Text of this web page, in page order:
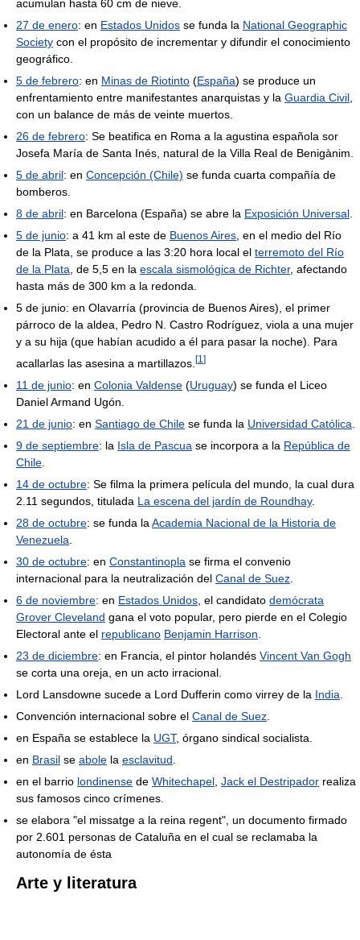
acumulan hasta 60 cm de nieve.
27 de enero: en Estados Unidos se funda la National Geographic
Society con el propósito de incrementar y difundir el conocimiento
geográfico.
5 de febrero: en Minas de Riotinto (España) se produce un
enfrentamiento entre manifestantes anarquistas y la Guardia Civil
con un balance de más de veinte muertos.
26 de febrero: Se beatifica en Roma a la agustina española sor
Josefa María de Santa Inés, natural de la Villa Real de Benigànim.
5 de abril: en Concepción (Chile) se funda cuarta compañía de
bomberos.
8 de abril: en Barcelona (España) se abre la Exposición Universal
5 de junio: a 41 km al este de Buenos Aires , en el medio del Río
de la Plata, se produce a las 3:20 hora local el terremoto del Río
de la Plata , de 5,5 en la escala sismológica de Richter, afectando
hasta más de 300 km a la redonda.
5 de junio: en Olavarría (provincia de Buenos Aires), el primer
párroco de la aldea, Pedro N. Castro Rodríguez, viola a una mujer
y a su hija (que habían acudido a él para pasar la noche). Para
acallarlas las asesina a martillazos. [1 ]
11 de junio: en Colonia Valdense (Uruguay) se funda el Liceo
Daniel Armand Ugón.
21 de junio: en Santiago de Chile se funda la Universidad Católica
9 de septiembre: la Isla de Pascua se incorpora a la República de
Chile
14 de octubre: Se filma la primera película del mundo, la cual dura
2.11 segundos, titulada La escena del jardín de Roundhay.
28 de octubre: se funda la Academia Nacional de la Historia de
Venezuela
30 de octubre: en Constantinopla se firma el convenio
internacional para la neutralización del Canal de Suez
6 de noviembre: en Estados Unidos , el candidato demócrata
Grover Cleveland gana el voto popular, pero pierde en el Colegio
Electoral ante el republicano Benjamin Harrison
23 de diciembre: en Francia, el pintor holandés Vincent Van Gogh
se corta una oreja, en un acto irracional.
Lord Lansdowne sucede a Lord Dufferin como virrey de la India
Convención internacional sobre el Canal de Suez
en España se establece la UGT, órgano sindical socialista.
en Brasil se abole la esclavitud
en el barrio londinense de Whitechapel Jack el Destripador realiza
sus famosos cinco crímenes.
se elabora "el missatge a la reina regent", un documento firmado
por 2.601 personas de Cataluña en el cual se reclamaba la
autonomía de ésta
Arte y literatura